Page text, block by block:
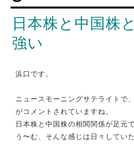
日本株と中国株
強い
浜口です。
ニュースモーニングサテライトで
がコメントされていますね。
日本株と中国株の相関関係が足元
う〜む、そんな感じは日々してい